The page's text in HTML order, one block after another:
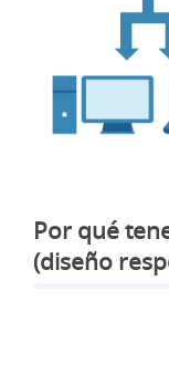
Por qué
(diseño